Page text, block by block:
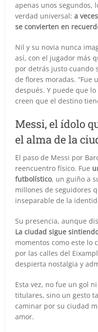
apenas unos segundos,
verdad universal:a
se convierten en
Nil y su novia nunca
así, con el jugador más
por detrás justo cuando
de flores moradas. “Fue
después. Y puede que
creen que el destino
Messi, el ídolo
el alma de la
El paso de Messi por
reencuentro físico. Fue
futbolístico, un guiño a
millones de seguidores
inseparable de la
Su presencia, aunque
La ciudad sigue
momentos como este lo
por las calles del
despierta nostalgia y
Esta vez, no fue un gol
titulares, sino un gesto
caminar por su ciudad
amor.